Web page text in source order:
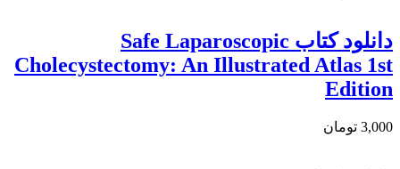
دانلود كتاب Safe Laparoscopic
Cholecystectomy: An Illustrated Atlas 1st
Edition
3,000 تومان